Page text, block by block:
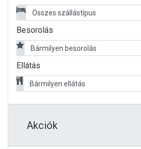
Besorolás
Ellátás
Akciók